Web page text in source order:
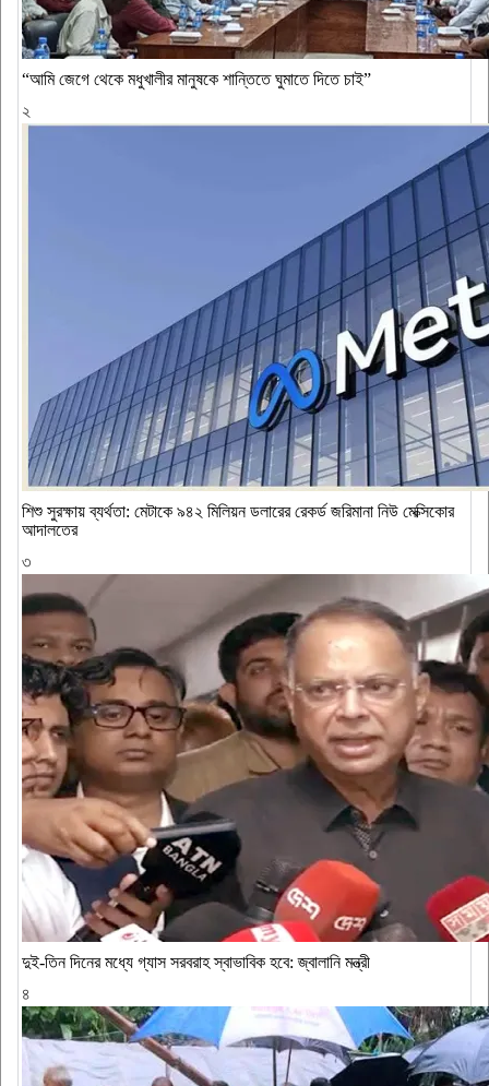
“আমি জেগে থেকে মধুখালীর মানুষকে শান্তিতে ঘুমাতে দিতে চাই”
২
শিশু সুরক্ষায় ব্যর্থতা: মেটাকে ৯৪২ মিলিয়ন ডলারের রেকর্ড জরিমানা নিউ মেক্সিকোর
আদালতের
৩
দুই-তিন দিনের মধ্যে গ্যাস সরবরাহ স্বাভাবিক হবে: জ্বালানি মন্ত্রী
৪